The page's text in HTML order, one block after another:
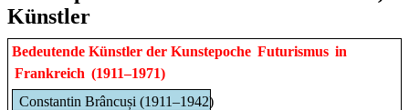
Künstler
Bedeutende Künstler der Kunstepoche Futurismus in
Frankreich (1911–1971)
Constantin Brâncuși (1911–1942)